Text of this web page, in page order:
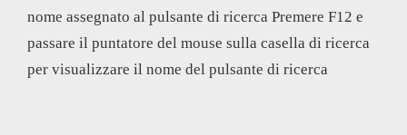
nome assegnato al pulsante di ricerca Premere F12 e
passare il puntatore del mouse sulla casella di ricerca
per visualizzare il nome del pulsante di ricerca